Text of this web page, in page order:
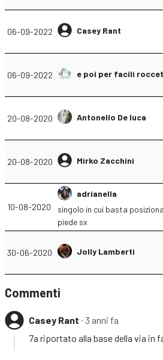
06-09-2022 Casey Rant
06-09-2022 e poi per facili
20-08-2020 Antonello De luca
20-08-2020 Mirko Zacchini
10-08-2020
adrianella
singolo in cui basta
piede sx
30-06-2020 Jolly Lamberti
Commenti
Casey Rant ∙ 3 anni fa
7a riportato alla base della via in